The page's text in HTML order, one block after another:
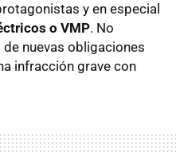
y en especial
o VMP. No
nuevas obligaciones
infracción grave con